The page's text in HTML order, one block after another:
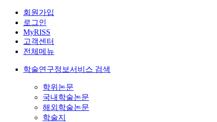
회원가입
로그인
MyRISS
고객센터
전체메뉴
학술연구정보서비스 검색
학위논문
국내학술논문
해외학술논문
학술지